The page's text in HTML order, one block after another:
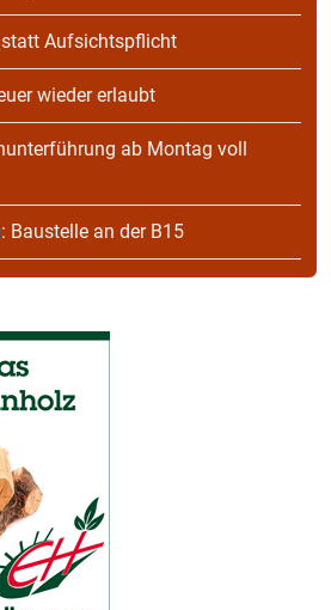
Aufsichtspflicht
wieder erlaubt
ab Montag voll
Baustelle an der B15